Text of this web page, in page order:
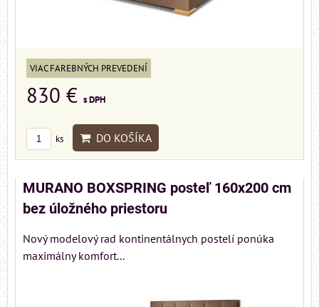
VIAC FAREBNÝCH PREVEDENÍ
830 € s DPH
ks DO KOŠÍKA
MURANO BOXSPRING posteľ 160x200 cm
bez úložného priestoru
Nový modelový rad kontinentálnych postelí ponúka
maximálny komfort...